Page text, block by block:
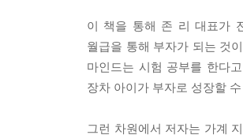
굳이 성년이 될 때까지 기다
금액으로도 투자를 시작할
과 같은 원리는 학교에서 하
이 책을 통해 존 리 대표가
월급을 통해 부자가 되는 것
마인드는 시험 공부를 한다
장차 아이가 부자로 성장할
그런 차원에서 저자는 가계